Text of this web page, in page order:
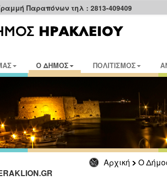
Παραπόνων τηλ : 2813-409409
Ο ΔΗΜΟΣ ΠΟΛΙΤΙΣΜΟΣ
Αρχική Ο